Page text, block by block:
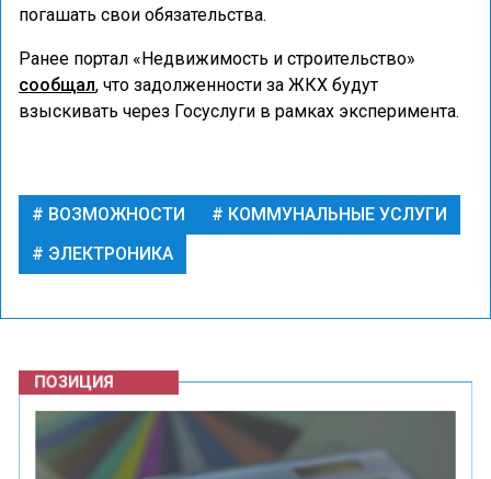
погашать свои обязательства.
Ранее портал «Недвижимость и строительство»
сообщал, что задолженности за ЖКХ будут
взыскивать через Госуслуги в рамках эксперимента.
ВОЗМОЖНОСТИ
КОММУНАЛЬНЫЕ УСЛУГИ
ЭЛЕКТРОНИКА